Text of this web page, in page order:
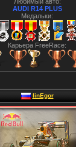
AUDI R14 PLUS
Медальки:
Карьера FreeRace:
linEgor